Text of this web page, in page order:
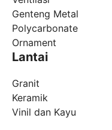
Genteng Metal
Polycarbonate
Ornament
Lantai
Granit
Keramik
Vinil dan Kayu